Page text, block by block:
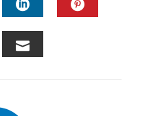
LINKEDIN